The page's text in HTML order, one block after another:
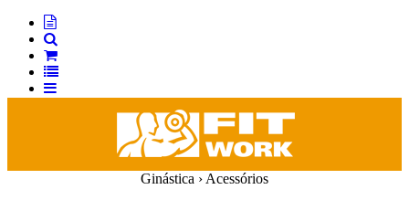
Ginástica › Acessórios